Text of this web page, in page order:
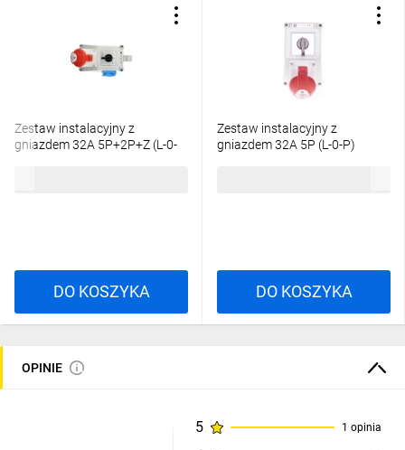
Zestaw instalacyjny z
gniazdem 32A 5P+2P+Z (L-0-
DO KOSZYKA
Zestaw instalacyjny z
gniazdem 32A 5P (L-0-P)
DO KOSZYKA
OPINIE
5 1 opinia